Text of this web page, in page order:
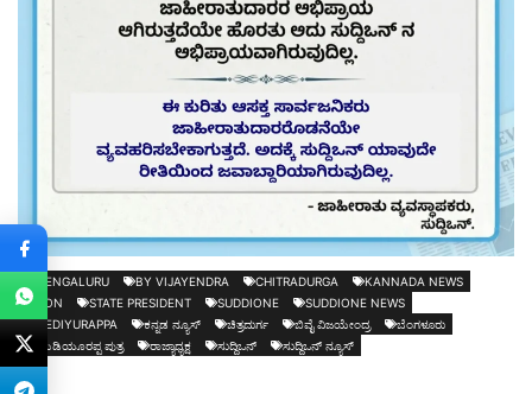
BENGALURU BY VIJAYENDRA CHITRADURGA
KANNADA NEWS
SON
STATE PRESIDENT SUDDIONE
SUDDIONE NEWS
YEDIYURAPPA
ಕನ್ನಡ ನ್ಯೂಸ್ ಚಿತ್ರದುರ್ಗ ಬಿವೈ ವಿಜಯೇಂದ್ರ
ಬೆಂಗಳೂರು
ಯಡಿಯೂರಪ್ಪ ಪುತ್ರ
ರಾಜ್ಯಾಧ್ಯಕ್ಷ ಸುದ್ದಿಒನ್ ಸುದ್ದಿಒನ್ ನ್ಯೂಸ್